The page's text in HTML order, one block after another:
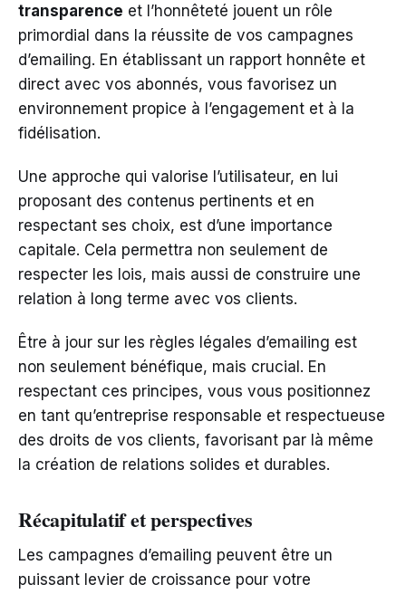
transparence et l’honnêteté jouent un rôle
primordial dans la réussite de vos campagnes
d’emailing. En établissant un rapport honnête et
direct avec vos abonnés, vous favorisez un
environnement propice à l’engagement et à la
fidélisation.
Une approche qui valorise l’utilisateur, en lui
proposant des contenus pertinents et en
respectant ses choix, est d’une importance
capitale. Cela permettra non seulement de
respecter les lois, mais aussi de construire une
relation à long terme avec vos clients.
Être à jour sur les règles légales d’emailing est
non seulement bénéfique, mais crucial. En
respectant ces principes, vous vous positionnez
en tant qu’entreprise responsable et respectueuse
des droits de vos clients, favorisant par là même
la création de relations solides et durables.
Récapitulatif et perspectives
Les campagnes d’emailing peuvent être un
puissant levier de croissance pour votre